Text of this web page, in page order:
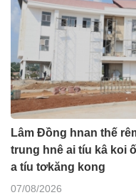
Lâm Đồng hnan thế
trung hnê ai tíu kâ koi
a tíu tơkăng kong
07/08/2026